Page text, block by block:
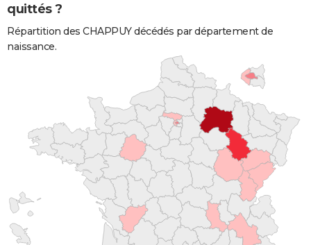
quittés ?
Répartition des CHAPPUY décédés par département de
naissance.